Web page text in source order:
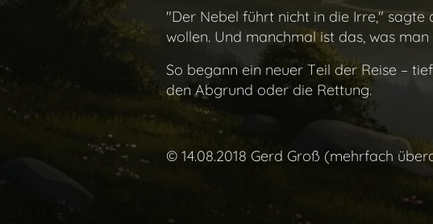
"Der Nebel führt nicht in die Irre," sagte
wollen. Und manchmal ist das, was
So begann ein neuer Teil der Reise –
den Abgrund oder die Rettung.
© 14.08.2018 Gerd Groß (mehrfach